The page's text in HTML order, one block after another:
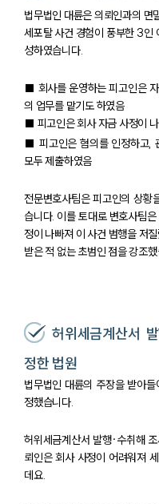
법무법인 대륜은 의뢰인과의 면
세포탈 사건 경험이 풍부한 3인
성하였습니다.
■ 회사를 운영하는 피고인은
의 업무를 맡기도 하였음
■ 피고인은 회사 자금 사정이
■ 피고인은 혐의를 인정하고,
모두 제출하였음
전문변호사팀은 피고인의 상황
습니다. 이를 토대로 변호사팀
정이 나빠져 이 사건 범행을 저
받은 적 없는 초범인 점을 강조
허위세금계산서
정한 법원
법무법인 대륜의 주장을 받아
정했습니다.
허위세금계산서 발행·수취해
뢰인은 회사 사정이 어려워져
데요.